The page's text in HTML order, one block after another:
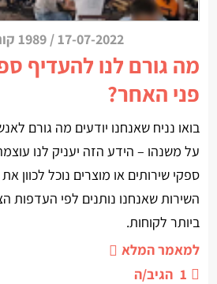
17-07-2022
/ 1989 קוראים/ות
מה גורם לנו להעדיף
פני האחר?
בואו נניח שאנחנו יודעים מה גורם
על משנהו – הידע הזה יעניק לנו
ספקי שירותים או מוצרים נוכל לכוון
השירות שאנחנו נותנים לפי העדפות
ביותר לקוחות.
למאמר המלא
1 הגיב/ה